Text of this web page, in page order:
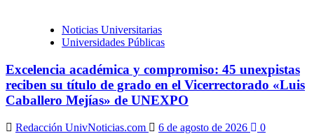
Noticias Universitarias
Universidades Públicas
Excelencia académica y compromiso: 45 unexpistas
reciben su título de grado en el Vicerrectorado «Luis
Caballero Mejías» de UNEXPO
Redacción UnivNoticias.com 6 de agosto de 2026 0